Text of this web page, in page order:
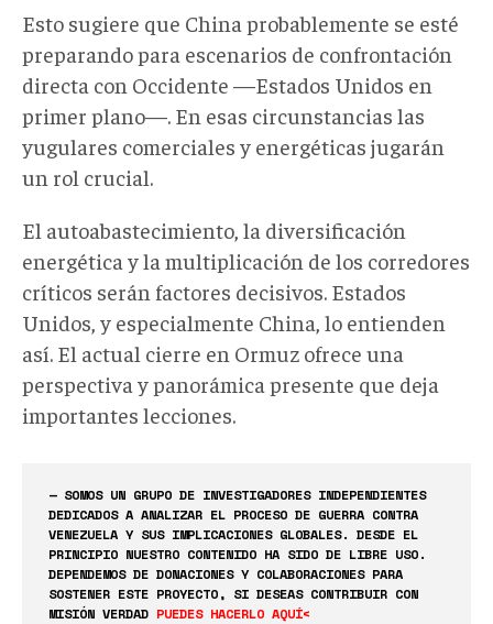
Esto sugiere que China probablemente se esté
preparando para escenarios de confrontación
directa con Occidente —Estados Unidos en
primer plano—. En esas circunstancias las
yugulares comerciales y energéticas jugarán
un rol crucial.
El autoabastecimiento, la diversificación
energética y la multiplicación de los corredores
críticos serán factores decisivos. Estados
Unidos, y especialmente China, lo entienden
así. El actual cierre en Ormuz ofrece una
perspectiva y panorámica presente que deja
importantes lecciones.
— SOMOS UN GRUPO DE INVESTIGADORES INDEPENDIENTES
DEDICADOS A ANALIZAR EL PROCESO DE GUERRA CONTRA
VENEZUELA Y SUS IMPLICACIONES GLOBALES. DESDE EL
PRINCIPIO NUESTRO CONTENIDO HA SIDO DE LIBRE USO.
DEPENDEMOS DE DONACIONES Y COLABORACIONES PARA
SOSTENER ESTE PROYECTO, SI DESEAS CONTRIBUIR CON
MISIÓN VERDAD PUEDES HACERLO AQUÍ<